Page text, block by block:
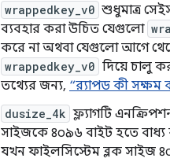
wrappedkey_v0 শুধুমাত্র
ব্যবহার করা উচিত যেগুলো
করে না অথবা যেগুলো আগে
wrappedkey_v0 দিয়ে চালু
তথ্যের জন্য, “র‍্যাপড কী সক্ষম
dusize_4k ফ্ল্যাগটি
সাইজকে ৪০৯৬ বাইট হতে
যখন ফাইলসিস্টেম ব্লক সাইজ